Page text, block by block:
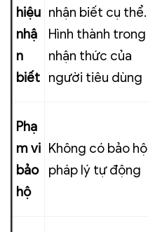
hiệu
nhậ
n
biết
nhận biết cụ thể.
Hình thành trong
nhận thức của
người tiêu dùng
Phạ
m vi
bảo
hộ
Không có bảo hộ
pháp lý tự động